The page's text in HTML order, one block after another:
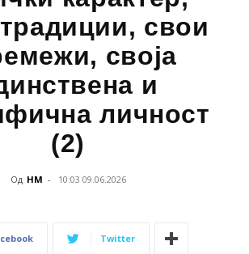
свои
своја
и
личност
(2)
Од НМ - 10:03 09.06.2026
Twitter